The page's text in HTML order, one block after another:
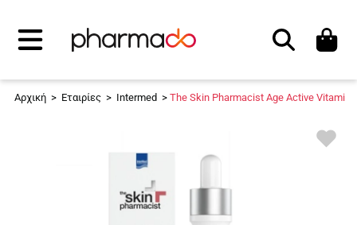
Αναζήτηση
Αρχική > Εταιρίες > Intermed > The Skin Pharmacist Age Active Vitamin